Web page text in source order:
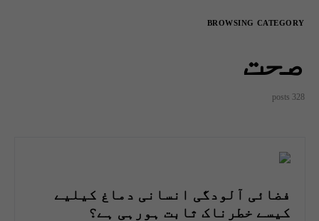
BROWSING CATEGORY
صحت
328 posts
فضائی آلودگی انسانی دماغ کیلیے
کیسے خطرناک ثابت ہورہی ہے؟